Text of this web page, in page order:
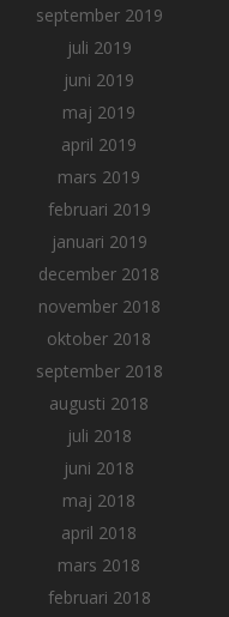
september 2019
juli 2019
juni 2019
maj 2019
april 2019
mars 2019
februari 2019
januari 2019
december 2018
november 2018
oktober 2018
september 2018
augusti 2018
juli 2018
juni 2018
maj 2018
april 2018
mars 2018
februari 2018